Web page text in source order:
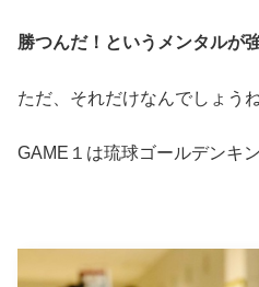
勝つんだ！というメンタルが
ただ、それだけなんでしょうね
GAME１は琉球ゴールデンキ